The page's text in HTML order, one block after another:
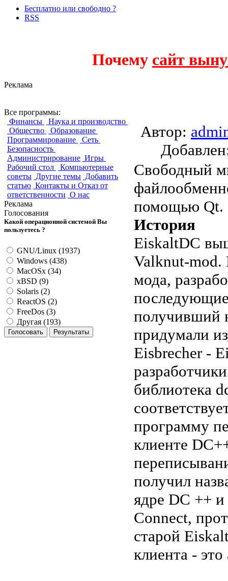
Бесплатно или свободно ?
RSS
Почему сайт
Реклама
Все программы:
Финансы
Наука и производство
Общество
Образование
Программирование
Сеть
Безопасность
Администрирование Игры
Рабочий стол
Компьютерные
советы Другие темы Добавить
статью Контакты и Отказ от
ответственности О нас
Реклама
Голосования
Какой операционной системой Вы
пользуетесь ?
GNU/Linux (1937)
Windows (438)
MacOSx (34)
xBSD (9)
Solaris (2)
ReactOS (2)
FreeDos (3)
Другая (193)
Автор:
Свободный
помощью Qt.
История
EiskaltDC
Valknut-mod.
мода,
получивший
придумали
Eisbrecher -
библиотека
программу
клиенте
получил
ядре DC ++
Connect,
старой
клиента -